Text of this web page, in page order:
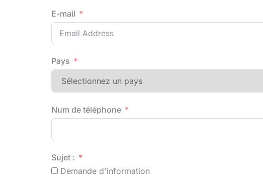
E-mail
Pays
Num de téléphone
Sujet :
Demande d'information